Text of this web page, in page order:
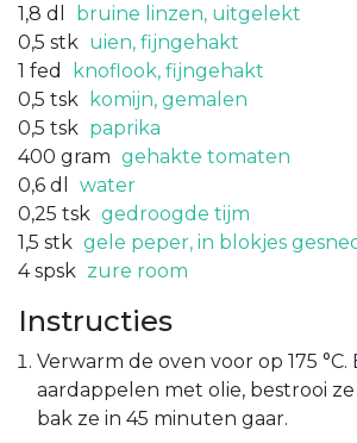
1,8 dl
bruine linzen, uitgelekt
0,5 stk uien, fijngehakt
1 fed
knoflook, fijngehakt
0,5 tsk
komijn, gemalen
0,5 tsk paprika
400 gram gehakte tomaten
0,6 dl
water
0,25 tsk gedroogde tijm
1,5 stk gele peper, in blokjes
4 spsk zure room
Instructies
Verwarm de oven voor op 175 °C.
aardappelen met olie, bestrooi
bak ze in 45 minuten gaar.